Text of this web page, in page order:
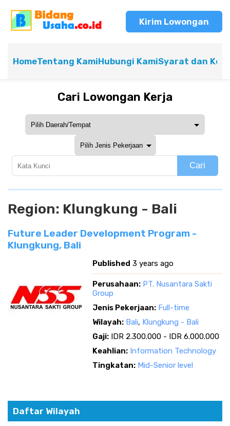
Kirim Lowongan
HomeTentang KamiHubungi KamiSyarat dan
Cari Lowongan Kerja
Cari
Region: Klungkung - Bali
Future Leader Development Program -
Klungkung, Bali
Published 3 years ago
Perusahaan: PT. Nusantara Sakti
Group
Jenis Pekerjaan: Full-time
Wilayah: Bali, Klungkung - Bali
Gaji: IDR 2.300.000 - IDR 6.000.000
Keahlian: Information Technology
Tingkatan: Mid-Senior level
Daftar Wilayah